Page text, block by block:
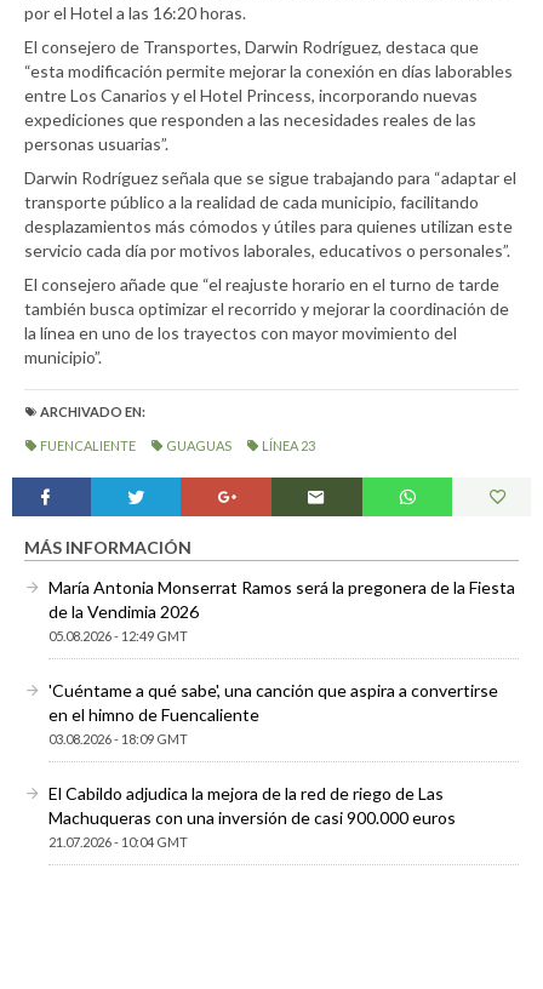
por el Hotel a las 16:20 horas.
El consejero de Transportes, Darwin Rodríguez, destaca que
“esta modificación permite mejorar la conexión en días laborables
entre Los Canarios y el Hotel Princess, incorporando nuevas
expediciones que responden a las necesidades reales de las
personas usuarias”.
Darwin Rodríguez señala que se sigue trabajando para “adaptar el
transporte público a la realidad de cada municipio, facilitando
desplazamientos más cómodos y útiles para quienes utilizan este
servicio cada día por motivos laborales, educativos o personales”.
El consejero añade que “el reajuste horario en el turno de tarde
también busca optimizar el recorrido y mejorar la coordinación de
la línea en uno de los trayectos con mayor movimiento del
municipio”.
ARCHIVADO EN:
FUENCALIENTE GUAGUAS LÍNEA 23
MÁS INFORMACIÓN
María Antonia Monserrat Ramos será la pregonera de la Fiesta
de la Vendimia 2026
05.08.2026 - 12:49 GMT
'Cuéntame a qué sabe', una canción que aspira a convertirse
en el himno de Fuencaliente
03.08.2026 - 18:09 GMT
El Cabildo adjudica la mejora de la red de riego de Las
Machuqueras con una inversión de casi 900.000 euros
21.07.2026 - 10:04 GMT